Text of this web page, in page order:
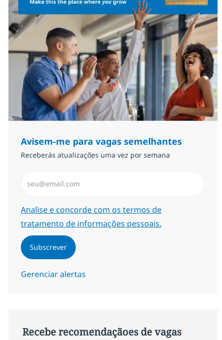
Avisem-me para vagas semelhantes
Receberás atualizações uma vez por semana
Required
Analise e concorde com os termos de
tratamento de informações pessoais.
Subscrever
Gerenciar alertas
Recebe recomendaçãoes de vagas